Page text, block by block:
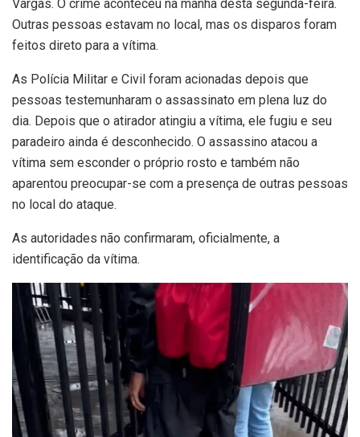
Vargas. O crime aconteceu na manhã desta segunda-feira.
Outras pessoas estavam no local, mas os disparos foram
feitos direto para a vítima.
As Polícia Militar e Civil foram acionadas depois que
pessoas testemunharam o assassinato em plena luz do
dia. Depois que o atirador atingiu a vítima, ele fugiu e seu
paradeiro ainda é desconhecido. O assassino atacou a
vítima sem esconder o próprio rosto e também não
aparentou preocupar-se com a presença de outras pessoas
no local do ataque.
As autoridades não confirmaram, oficialmente, a
identificação da vítima.
Tocador
vídeo